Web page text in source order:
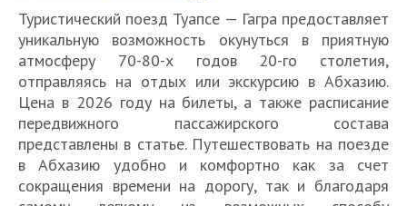
билета
в
2026
году
Туристический поезд Туапсе — Гагра предоставляет
уникальную возможность окунуться в приятную
атмосферу 70-80-х годов 20-го столетия,
отправляясь на отдых или экскурсию в Абхазию.
Цена в 2026 году на билеты, а также расписание
передвижного пассажирского состава
представлены в статье. Путешествовать на поезде
в Абхазию удобно и комфортно как за счет
сокращения времени на дорогу, так и благодаря